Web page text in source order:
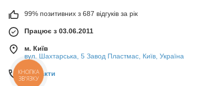
99% позитивних з 687 відгуків за рік
Працює з 03.06.2011
м. Київ
вул. Шахтарська, 5 Завод Пластмас, Київ, Україна
Контакти
КНОПКА
ЗВ'ЯЗКУ